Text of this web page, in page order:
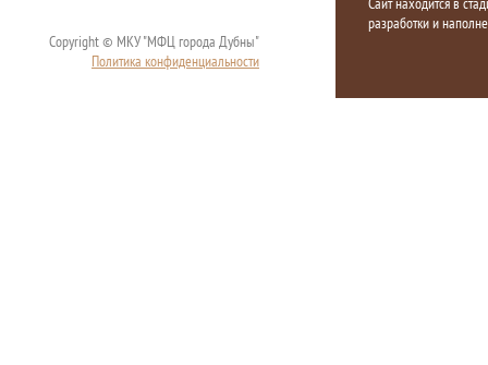
Copyright © МКУ "МФЦ города Дубны"
Политика конфиденциальности
разработки и